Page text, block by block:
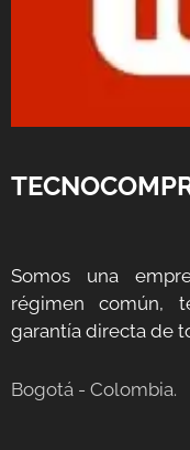
Somos una
régimen común,
garantía directa de
Bogotá - Colombia.